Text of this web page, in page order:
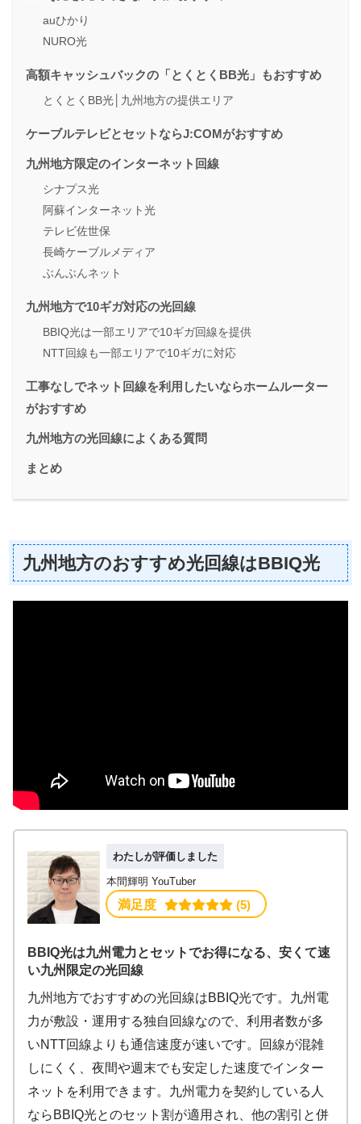
auひかり
NURO光
高額キャッシュバックの「とくとくBB光」もおすすめ
とくとくBB光│九州地方の提供エリア
ケーブルテレビとセットならJ:COMがおすすめ
九州地方限定のインターネット回線
シナプス光
阿蘇インターネット光
テレビ佐世保
長崎ケーブルメディア
ぶんぶんネット
九州地方で10ギガ対応の光回線
BBIQ光は一部エリアで10ギガ回線を提供
NTT回線も一部エリアで10ギガに対応
工事なしでネット回線を利用したいならホームルーター
がおすすめ
九州地方の光回線によくある質問
まとめ
九州地方のおすすめ光回線はBBIQ光
わたしが評価しました
本間輝明 YouTuber
満足度 (5)
BBIQ光は九州電力とセットでお得になる、安くて速
い九州限定の光回線
九州地方でおすすめの光回線はBBIQ光です。九州電
力が敷設・運用する独自回線なので、利用者数が多
いNTT回線よりも通信速度が速いです。回線が混雑
しにくく、夜間や週末でも安定した速度でインター
ネットを利用できます。九州電力を契約している人
ならBBIQ光とのセット割が適用され、他の割引と併